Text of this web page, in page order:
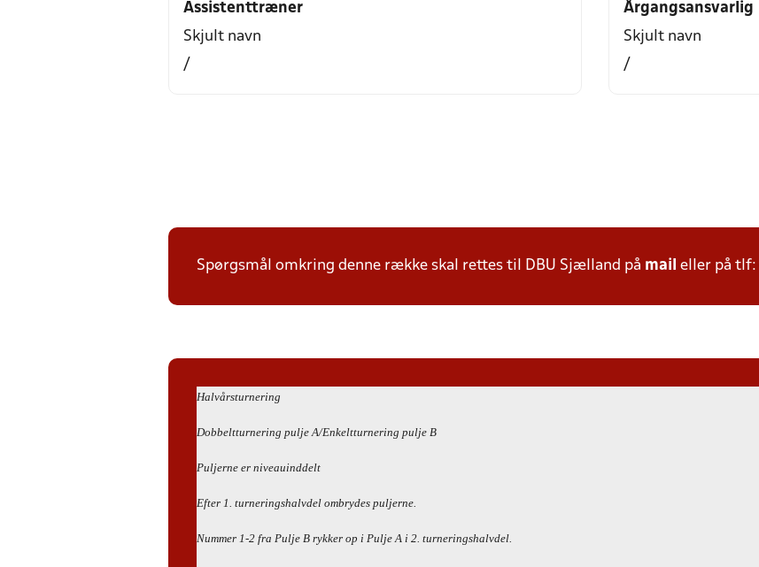
Assistenttræner
Skjult navn
/
Årgangsansvarlig
Skjult navn
/
Spørgsmål omkring denne række skal rettes til DBU Sjælland på mail eller på tlf:
Halvårsturnering
Dobbeltturnering pulje A/Enkeltturnering pulje B
Puljerne er niveauinddelt
Efter 1. turneringshalvdel ombrydes puljerne.
Nummer 1-2 fra Pulje B rykker op i Pulje A i 2. turneringshalvdel.